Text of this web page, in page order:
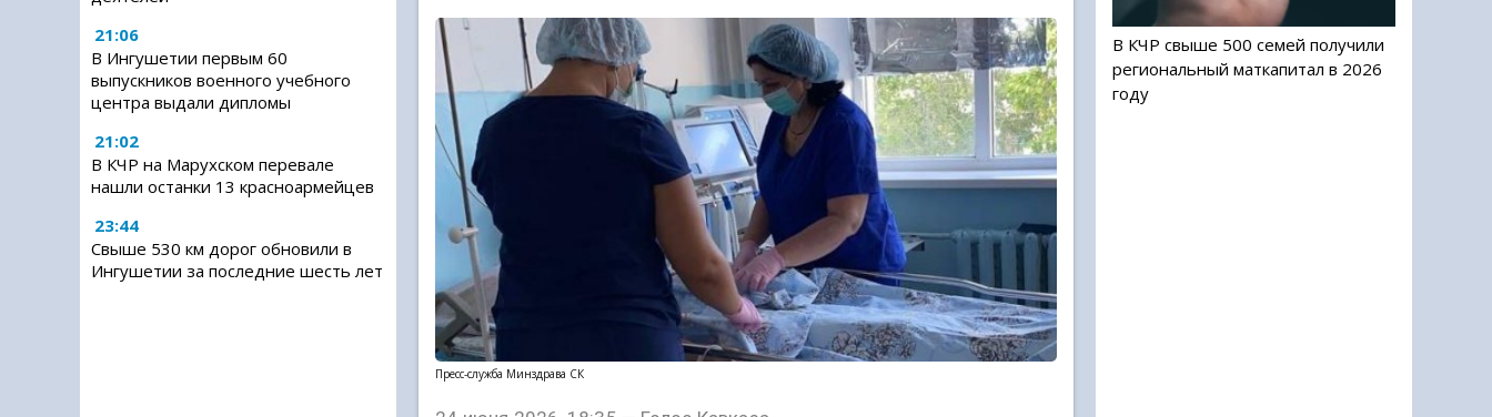
21:06
В Ингушетии первым 60
выпускников военного учебного
центра выдали дипломы
21:02
В КЧР на Марухском перевале
нашли останки 13 красноармейцев
23:44
Свыше 530 км дорог обновили в
Ингушетии за последние шесть лет
Пресс-служба Минздрава СК
В КЧР свыше 500 семей получили
региональный маткапитал в 2026
году